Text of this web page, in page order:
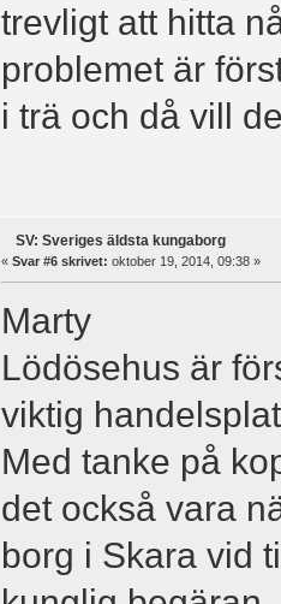
trevligt att hitta
problemet är
i trä och då vill
SV: Sveriges äldsta kungaborg
« Svar #6 skrivet: oktober 19, 2014, 09:38 »
Marty
Lödösehus är
viktig
Med tanke på
det också vara
borg i Skara vid